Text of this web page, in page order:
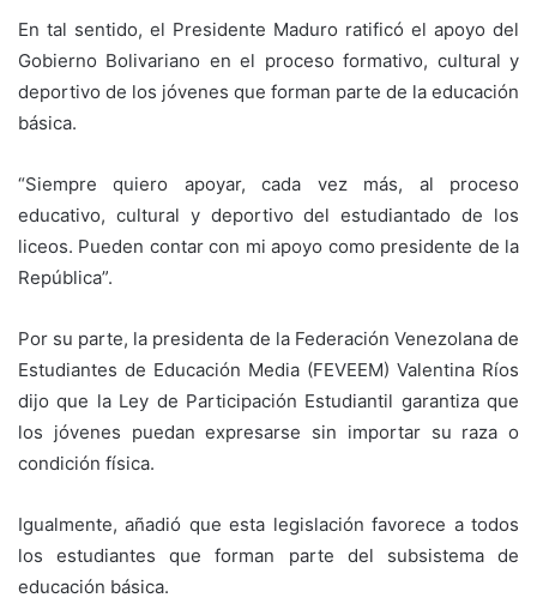
En tal sentido, el Presidente Maduro ratificó el apoyo del
Gobierno Bolivariano en el proceso formativo, cultural y
deportivo de los jóvenes que forman parte de la educación
básica.
“Siempre quiero apoyar, cada vez más, al proceso
educativo, cultural y deportivo del estudiantado de los
liceos. Pueden contar con mi apoyo como presidente de la
República”.
Por su parte, la presidenta de la Federación Venezolana de
Estudiantes de Educación Media (FEVEEM) Valentina Ríos
dijo que la Ley de Participación Estudiantil garantiza que
los jóvenes puedan expresarse sin importar su raza o
condición física.
Igualmente, añadió que esta legislación favorece a todos
los estudiantes que forman parte del subsistema de
educación básica.